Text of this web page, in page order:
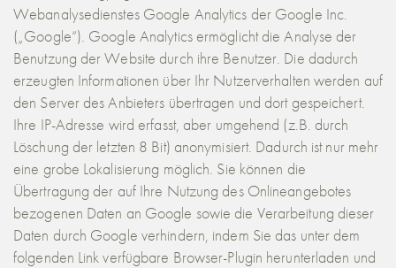
Webanalysedienstes Google Analytics der Google Inc.
(„Google“). Google Analytics ermöglicht die Analyse der
Benutzung der Website durch ihre Benutzer. Die dadurch
erzeugten Informationen über Ihr Nutzerverhalten werden auf
den Server des Anbieters übertragen und dort gespeichert.
Ihre IP-Adresse wird erfasst, aber umgehend (z.B. durch
Löschung der letzten 8 Bit) anonymisiert. Dadurch ist nur mehr
eine grobe Lokalisierung möglich. Sie können die
Übertragung der auf Ihre Nutzung des Onlineangebotes
bezogenen Daten an Google sowie die Verarbeitung dieser
Daten durch Google verhindern, indem Sie das unter dem
folgenden Link verfügbare Browser-Plugin herunterladen und